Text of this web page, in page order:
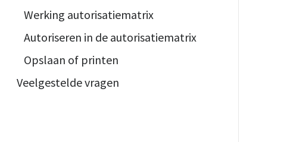
Werking autorisatiematrix
Autoriseren in de autorisatiematrix
Opslaan of printen
Veelgestelde vragen